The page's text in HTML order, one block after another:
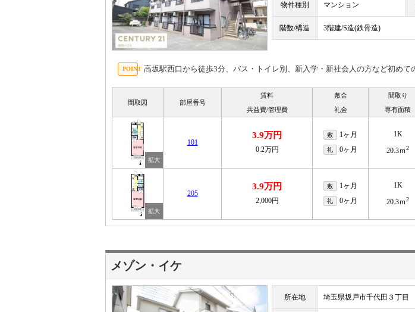
物件種別 マンション
階数/構造 3階建/S造(鉄骨造)
高坂駅西口から徒歩3分、バス・トイレ別、新入学・新社会人の方など初めて
間取図 部屋番号
賃料
共益費/管理費
敷金
礼金
間取り
専有面積
101
3.9万円
0.2万円
敷 1ヶ月
礼 0ヶ月
1K
20.3ｍ2
205
3.9万円
2,000円
敷 1ヶ月
礼 0ヶ月
1K
20.3ｍ2
メゾン・イケ
所在地 埼玉県坂戸市千代田３丁目